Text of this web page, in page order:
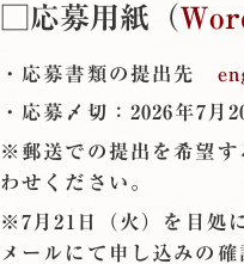
□応募用紙（
・応募書類の提出先
・応募〆切：2026年7月
※郵送での提出を希望す
わせください。
※7月21日（火）を目処
メールにて申し込みの確